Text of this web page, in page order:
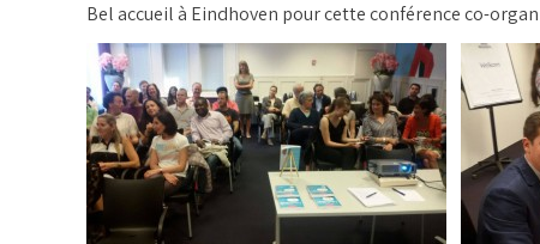
Bel accueil à Eindhoven pour cette conférence co-